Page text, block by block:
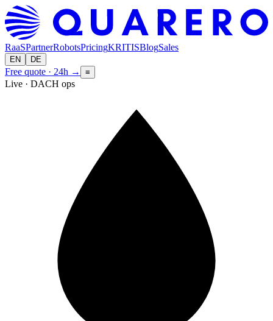
RaaSPartnerRobotsPricingKRITISBlogSales
EN DE
Free quote · 24h → ≡
Live · DACH ops